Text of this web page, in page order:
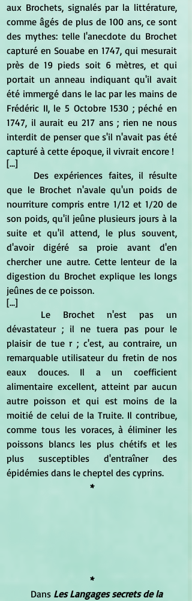
aux Brochets, signalés par la littérature,
comme âgés de plus de 100 ans, ce sont
des mythes: telle l'anecdote du Brochet
capturé en Souabe en 1747, qui mesurait
près de 19 pieds soit 6 mètres, et qui
portait un anneau indiquant qu'il avait
été immergé dans le lac par les mains de
Frédéric II, le 5 Octobre 1530 ; péché en
1747, il aurait eu 217 ans ; rien ne nous
interdit de penser que s'il n'avait pas été
capturé à cette époque, il vivrait encore !
[...]
que le Brochet n'avale qu'un poids de
nourriture compris entre 1/12 et 1/20 de
son poids, qu'il jeûne plusieurs jours à la
suite et qu'il attend, le plus souvent,
d'avoir digéré sa proie avant d'en
chercher une autre. Cette lenteur de la
digestion du Brochet explique les longs
jeûnes de ce poisson.
[...]
dévastateur ; il ne tuera pas pour le
plaisir de tue r ; c'est, au contraire, un
remarquable utilisateur du fretin de nos
eaux douces. Il a un coefficient
alimentaire excellent, atteint par aucun
autre poisson et qui est moins de la
moitié de celui de la Truite. Il contribue,
comme tous les voraces, à éliminer les
poissons blancs les plus chétifs et les
plus susceptibles d'entraîner des
épidémies dans le cheptel des cyprins.
*
*
	Dans
Les Langages secrets de la